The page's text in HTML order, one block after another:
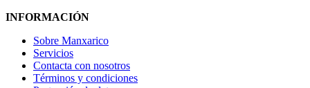
INFORMACIÓN
Sobre Manxarico
Servicios
Contacta con nosotros
Términos y condiciones